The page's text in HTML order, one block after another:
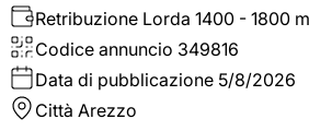
Retribuzione Lorda 1400 - 1800
Codice annuncio 349816
Data di pubblicazione 5/8/2026
Città Arezzo